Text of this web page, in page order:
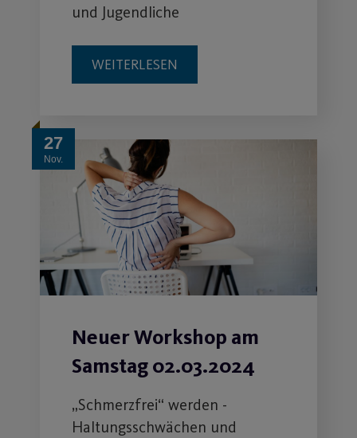
und Jugendliche
WEITERLESEN
27
Nov.
Neuer Workshop am
Samstag 02.03.2024
„Schmerzfrei“ werden -
Haltungsschwächen und